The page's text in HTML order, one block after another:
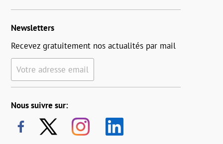
Newsletters
Recevez gratuitement nos actualités par mail
Votre adresse email
Nous suivre sur: